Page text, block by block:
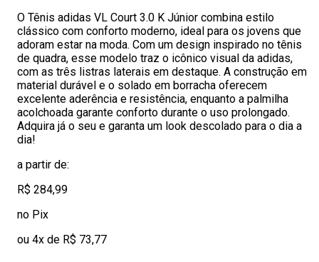
O Tênis adidas VL Court 3.0 K Júnior combina estilo
clássico com conforto moderno, ideal para os jovens que
adoram estar na moda. Com um design inspirado no tênis
de quadra, esse modelo traz o icônico visual da adidas,
com as três listras laterais em destaque. A construção em
material durável e o solado em borracha oferecem
excelente aderência e resistência, enquanto a palmilha
acolchoada garante conforto durante o uso prolongado.
Adquira já o seu e garanta um look descolado para o dia a
dia!
a partir de:
R$ 284,99
no Pix
ou 4x de R$ 73,77